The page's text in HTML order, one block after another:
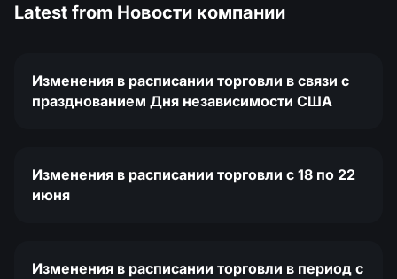
Latest from Новости компании
Изменения в расписании торговли в связи с
празднованием Дня независимости США
Изменения в расписании торговли c 18 по 22
июня
Изменения в расписании торговли в период с